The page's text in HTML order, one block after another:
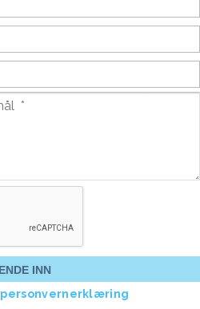
personvernerklæring